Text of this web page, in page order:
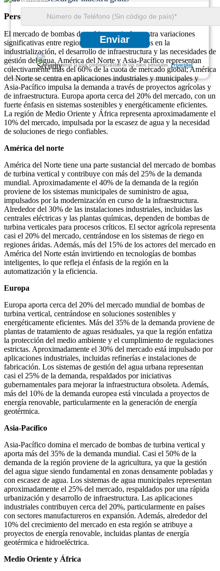
Enviar
Garantizamos la total confidencialidad de sus datos personales.Privacidad
Perspectivas regionales
El mercado de bombas de turbina vertical muestra variaciones
significativas entre regiones debido a diferencias en la
industrialización, el desarrollo de infraestructura y las necesidades de
gestión del agua. América del Norte y Asia-Pacífico representan
colectivamente más del 60% de la cuota de mercado global; América
del Norte se centra en aplicaciones industriales y municipales y
Asia-Pacífico impulsa la demanda a través de proyectos agrícolas y
de infraestructura. Europa aporta cerca del 20% del mercado, con un
fuerte énfasis en sistemas sostenibles y energéticamente eficientes.
La región de Medio Oriente y África representa aproximadamente el
10% del mercado, impulsada por la escasez de agua y la necesidad
de soluciones de riego confiables.
América del norte
América del Norte tiene una parte sustancial del mercado de bombas
de turbina vertical y contribuye con más del 25% de la demanda
mundial. Aproximadamente el 40% de la demanda de la región
proviene de los sistemas municipales de suministro de agua,
impulsados ​​por la modernización en curso de la infraestructura.
Alrededor del 30% de las instalaciones industriales, incluidas las
centrales eléctricas y las plantas químicas, dependen de bombas de
turbina verticales para procesos críticos. El sector agrícola representa
casi el 20% del mercado, centrándose en los sistemas de riego en
regiones áridas. Además, más del 15% de los actores del mercado en
América del Norte están invirtiendo en tecnologías de bombas
inteligentes, lo que refleja el énfasis de la región en la
automatización y la eficiencia.
Europa
Europa aporta cerca del 20% del mercado mundial de bombas de
turbina vertical, centrándose en soluciones sostenibles y
energéticamente eficientes. Más del 35% de la demanda proviene de
plantas de tratamiento de aguas residuales, ya que la región enfatiza
la protección del medio ambiente y el cumplimiento de regulaciones
estrictas. Aproximadamente el 30% del mercado está impulsado por
aplicaciones industriales, incluidas refinerías e instalaciones de
fabricación. Los sistemas de gestión del agua urbana representan
casi el 25% de la demanda, respaldados por iniciativas
gubernamentales para mejorar la infraestructura obsoleta. Además,
más del 10% de la demanda europea está vinculada a proyectos de
energía renovable, particularmente en la generación de energía
geotérmica.
Asia-Pacífico
Asia-Pacífico domina el mercado de bombas de turbina vertical y
aporta más del 35% de la demanda mundial. Casi el 50% de la
demanda de la región proviene de la agricultura, ya que la gestión
del agua sigue siendo fundamental en zonas densamente pobladas y
con escasez de agua. Los sistemas de agua municipales representan
aproximadamente el 25% del mercado, respaldados por una rápida
urbanización y desarrollo de infraestructura. Las aplicaciones
industriales contribuyen cerca del 20%, particularmente en países
con sectores manufactureros en expansión. Además, alrededor del
10% del crecimiento del mercado en esta región se atribuye a
proyectos de energía renovable, incluidas plantas de energía
geotérmica e hidroeléctrica.
Medio Oriente y África